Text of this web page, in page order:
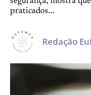
praticados...
Redação